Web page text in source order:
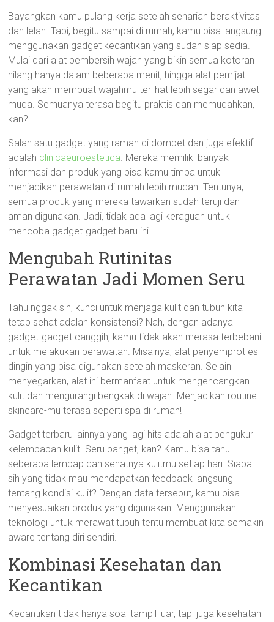
Bayangkan kamu pulang kerja setelah seharian beraktivitas
dan lelah. Tapi, begitu sampai di rumah, kamu bisa langsung
menggunakan gadget kecantikan yang sudah siap sedia.
Mulai dari alat pembersih wajah yang bikin semua kotoran
hilang hanya dalam beberapa menit, hingga alat pemijat
yang akan membuat wajahmu terlihat lebih segar dan awet
muda. Semuanya terasa begitu praktis dan memudahkan,
kan?
Salah satu gadget yang ramah di dompet dan juga efektif
adalah clinicaeuroestetica. Mereka memiliki banyak
informasi dan produk yang bisa kamu timba untuk
menjadikan perawatan di rumah lebih mudah. Tentunya,
semua produk yang mereka tawarkan sudah teruji dan
aman digunakan. Jadi, tidak ada lagi keraguan untuk
mencoba gadget-gadget baru ini.
Mengubah Rutinitas
Perawatan Jadi Momen Seru
Tahu nggak sih, kunci untuk menjaga kulit dan tubuh kita
tetap sehat adalah konsistensi? Nah, dengan adanya
gadget-gadget canggih, kamu tidak akan merasa terbebani
untuk melakukan perawatan. Misalnya, alat penyemprot es
dingin yang bisa digunakan setelah maskeran. Selain
menyegarkan, alat ini bermanfaat untuk mengencangkan
kulit dan mengurangi bengkak di wajah. Menjadikan routine
skincare-mu terasa seperti spa di rumah!
Gadget terbaru lainnya yang lagi hits adalah alat pengukur
kelembapan kulit. Seru banget, kan? Kamu bisa tahu
seberapa lembap dan sehatnya kulitmu setiap hari. Siapa
sih yang tidak mau mendapatkan feedback langsung
tentang kondisi kulit? Dengan data tersebut, kamu bisa
menyesuaikan produk yang digunakan. Menggunakan
teknologi untuk merawat tubuh tentu membuat kita semakin
aware tentang diri sendiri.
Kombinasi Kesehatan dan
Kecantikan
Kecantikan tidak hanya soal tampil luar, tapi juga kesehatan